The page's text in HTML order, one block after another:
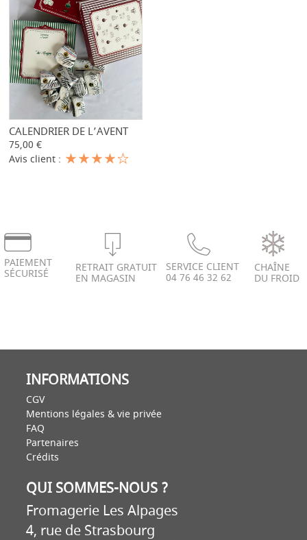
- +
CALENDRIER DE L’AVENT
75,00 €
Avis client :
PAIEMENT
SÉCURISÉ RETRAIT GRATUIT
EN MAGASIN
SERVICE CLIENT
04 76 46 32 62
CHAÎNE
DU FROID
INFORMATIONS
CGV
Mentions légales & vie privée
FAQ
Partenaires
Crédits
QUI SOMMES-NOUS ?
Fromagerie Les Alpages
4, rue de Strasbourg